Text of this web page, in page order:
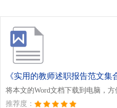
《实用的教师述职报告范文集
将本文的Word文档下载到电脑，
推荐度：